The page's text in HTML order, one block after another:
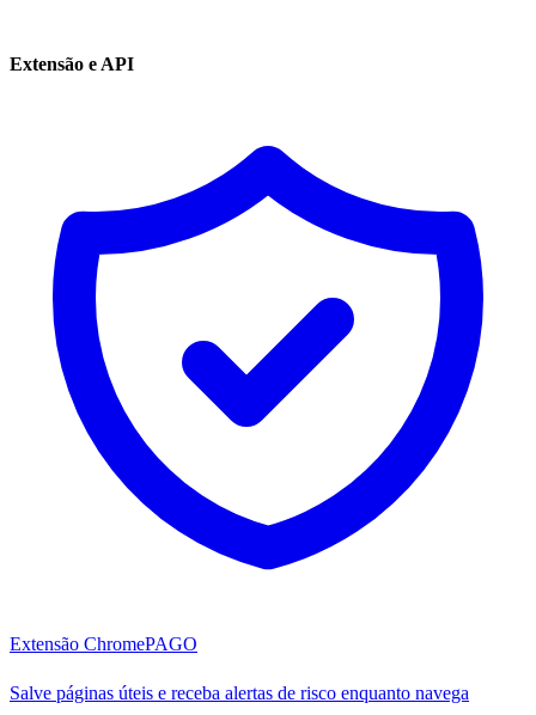
Extensão e API
Extensão ChromePAGO
Salve páginas úteis e receba alertas de risco enquanto navega